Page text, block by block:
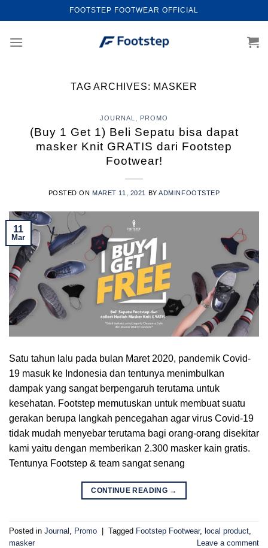
to
content
FOOTSTEP FOOTWEAR OFFICIAL
TAG ARCHIVES: MASKER
JOURNAL PROMO
(Buy 1 Get 1) Beli Sepatu bisa dapat
masker Knit GRATIS dari Footstep
Footwear!
POSTED ON MARET 11, 2021 BYADMINFOOTSTEP
11
Mar
Satu tahun lalu pada bulan Maret 2020, pandemik Covid-
19 masuk ke Indonesia dan tentunya menimbulkan
dampak yang sangat berpengaruh terutama untuk
kesehatan. Footstep memutuskan untuk membuat suatu
gerakan berupa langkah pencegahan agar virus Covid-19
tidak mudah menyebar terutama bagi orang-orang disekitar
kami yaitu dengan memberikan 2.300 masker kain gratis.
Tentunya Footstep & team sangat senang
CONTINUE READING →
Posted in Journal Promo Tagged Footstep Footwear, local product
masker
Leave a comment